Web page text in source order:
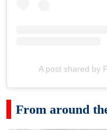
A post shared by
From around